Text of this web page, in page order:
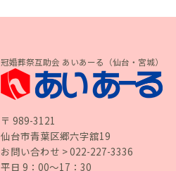
冠婚葬祭互助会 あいあーる（仙台・宮城）
〒 989-3121
仙台市青葉区郷六字舘19
お問い合わせ > 022-227-3336
平日 9：00〜17：30